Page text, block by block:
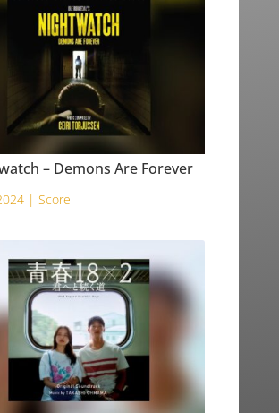
– Demons Are Forever
| Score